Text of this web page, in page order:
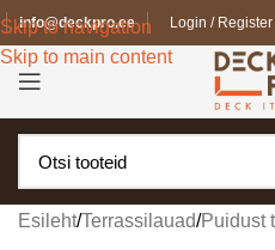
Skip to navigation
Skip to main content
info@deckpro.ee Login / Register
Esileht/Terrassilauad/Puidust